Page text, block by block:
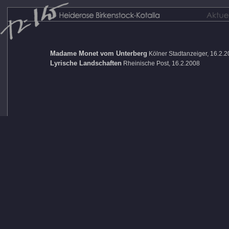
Madame Monet vom Unterberg Kölner Stadtanzeiger,
Lyrische Landschaften Rheinische Post, 16.2.2008